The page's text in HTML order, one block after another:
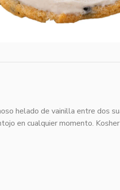
helado de vainilla entre dos
en cualquier momento.